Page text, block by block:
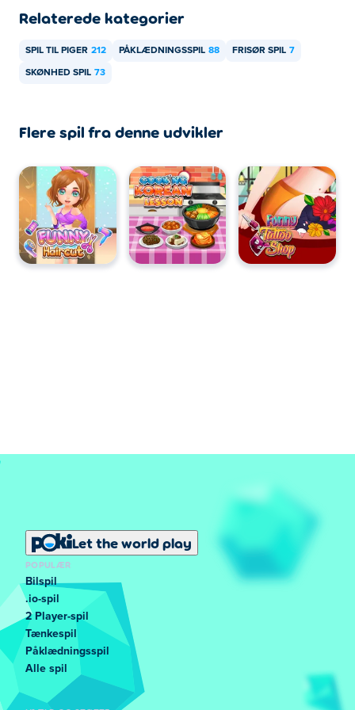
enheder som telefoner og tablets.
Relaterede kategorier
SPIL TIL PIGER 212 PÅKLÆDNINGSSPIL 88 FRISØR SPIL 7
SKØNHED SPIL 73
Flere spil fra denne udvikler
Let the world play
POPULÆR
Bilspil
.io-spil
2 Player-spil
Tænkespil
Påklædningsspil
Alle spil